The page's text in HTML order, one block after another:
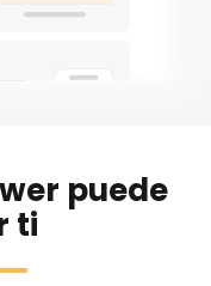
puede
ti